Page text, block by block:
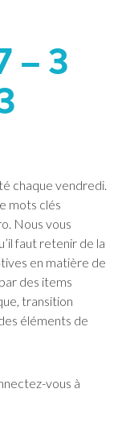
– 3
chaque vendredi.
mots clés
Nous vous
faut retenir de la
en matière de
des items
transition
éléments de
vous à